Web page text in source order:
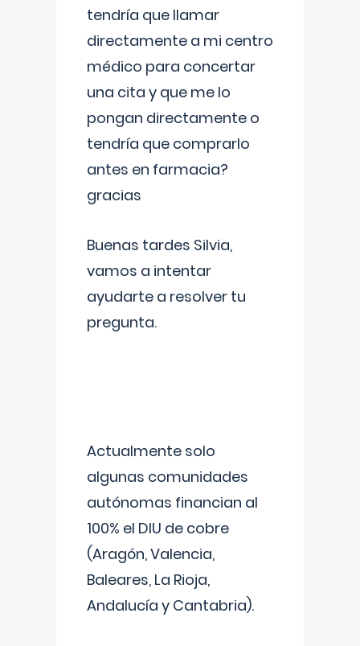
tendría que llamar
directamente a mi centro
médico para concertar
una cita y que me lo
pongan directamente o
tendría que comprarlo
antes en farmacia?
gracias
Buenas tardes Silvia,
vamos a intentar
ayudarte a resolver tu
pregunta.
Actualmente solo
algunas comunidades
autónomas financian al
100% el DIU de cobre
(Aragón, Valencia,
Baleares, La Rioja,
Andalucía y Cantabria).